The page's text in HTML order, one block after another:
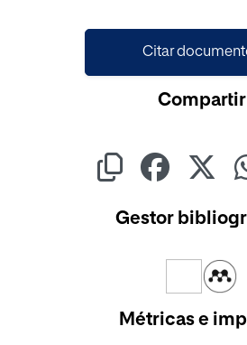
Citar
Compartir
Gestor
Métricas e